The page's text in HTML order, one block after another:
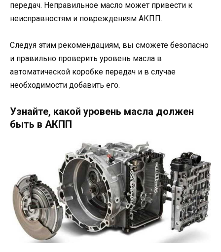
передач. Неправильное масло может привести к
неисправностям и повреждениям АКПП.
Следуя этим рекомендациям, вы сможете безопасно
и правильно проверить уровень масла в
автоматической коробке передач и в случае
необходимости добавить его.
Узнайте, какой уровень масла должен
быть в АКПП